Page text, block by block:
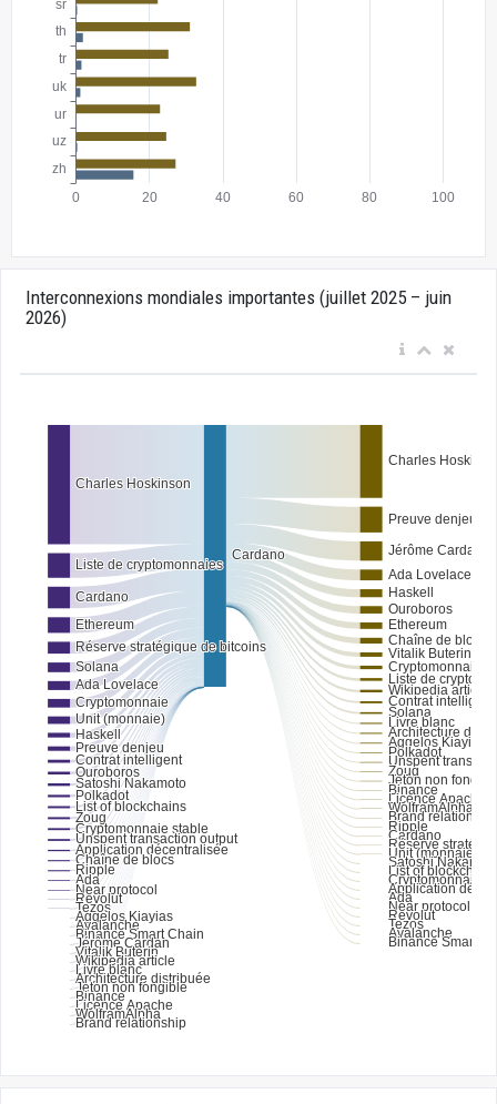
Interconnexions mondiales importantes (juillet 2025 – juin
2026)